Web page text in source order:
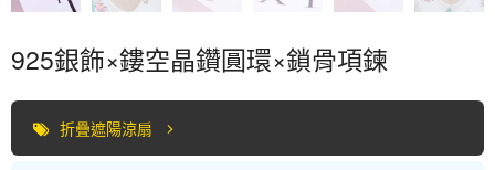
925銀飾×鏤空晶鑽圓環×鎖骨項鍊
折疊遮陽涼扇